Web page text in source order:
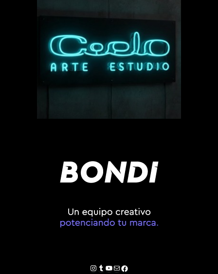
Instagram
Tumblr
YouTube
Correo electrónico
Facebook